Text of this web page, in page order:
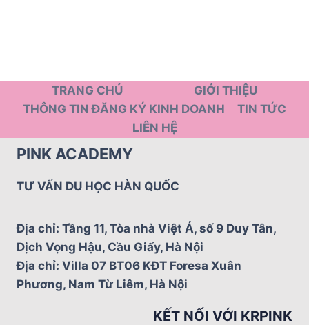
TRANG CHỦ
GIỚI THIỆU
THÔNG TIN ĐĂNG KÝ KINH DOANH
TIN TỨC
LIÊN HỆ
PINK ACADEMY
TƯ VẤN DU HỌC HÀN QUỐC
Địa chỉ: Tầng 11, Tòa nhà Việt Á, số 9 Duy Tân,
Dịch Vọng Hậu, Cầu Giấy, Hà Nội
Địa chỉ: Villa 07 BT06 KĐT Foresa Xuân
Phương, Nam Từ Liêm, Hà Nội
KẾT NỐI VỚI KRPINK